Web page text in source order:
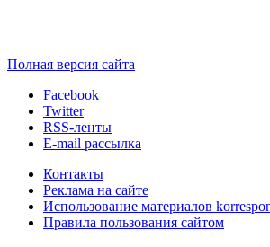
Полная версия сайта
Facebook
Twitter
RSS-ленты
E-mail рассылка
Контакты
Реклама на сайте
Использование материалов
Правила пользования сайтом